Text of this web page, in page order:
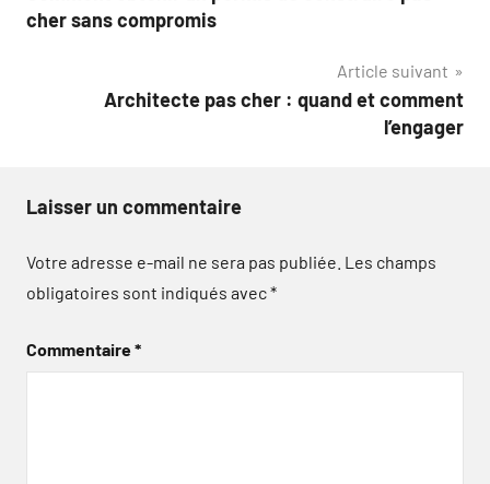
de
cher sans compromis
Article suivant
Architecte pas cher : quand et comment
l’engager
Laisser un commentaire
Votre adresse e-mail ne sera pas publiée. Les champs
obligatoires sont indiqués avec*
Commentaire*